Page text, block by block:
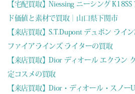
【宅配買取】Niessing ニーシング
ド価値と素材で買取｜山口県下関市
【来店買取】S.T.Dupont デュポン ライ
ファイアラインズ ライターの買取
【来店買取】Dior ディオール エクラン
定コスメの買取
【来店買取】Dior・ディオール・スノー